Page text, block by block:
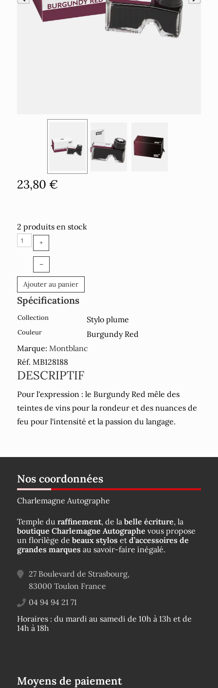
23,80 €
2 produits en stock
+
–
Ajouter au panier
Spécifications
Collection Stylo plume
Couleur
Burgundy Red
Marque: Montblanc
Réf. MB128188
DESCRIPTIF
Pour l'expression : le Burgundy Red mêle des
teintes de vins pour la rondeur et des nuances de
feu pour l'intensité et la passion du langage.
Nos coordonnées
Charlemagne Autographe
Temple du raffinement, de la belle écriture, la
boutique Charlemagne Autographe vous propose
un florilège de beaux stylos et d’accessoires de
grandes marques au savoir-faire inégalé.
27 Boulevard de Strasbourg,
83000 Toulon France
04 94 94 21 71
Horaires : du mardi au samedi de 10h à 13h et de
14h à 18h
Moyens de paiement